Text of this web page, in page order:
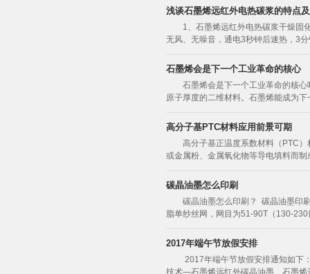
浅谈石墨烯远红外电热碳浆的特点
1、石墨烯远红外电热碳浆干燥固
无风、无噪音，通电3秒钟后速热，3
石墨烯会是下一个工业革命的核心
石墨烯会是下一个工业革命的核
原子厚度的二维材料。石墨烯能成为
高分子基PTC材料应用前景可期
高分子基正温度系数材料（PTC
或金属粉、金属氧化物等导电填料而
碳晶油墨怎么印刷
碳晶油墨怎么印刷？ 碳晶油墨印
脂单纱丝网，网目为51-90T（130-
2017年端午节放假安排
2017年端午节放假安排通知如下
技术—石墨烯远红外碳晶油墨、石墨